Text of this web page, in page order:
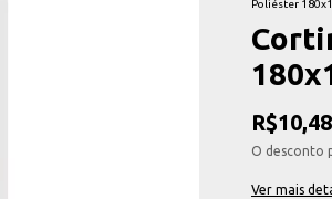
Poliéster
R$10,48
O desconto
Ver mais